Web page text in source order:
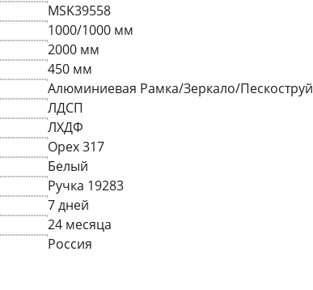
MSK39558
1000/1000 мм
2000 мм
450 мм
Алюминиевая Рамка/Зеркало/Пескоструй
ЛДСП
ЛХДФ
Орех 317
Белый
Ручка 19283
7 дней
24 месяца
Россия